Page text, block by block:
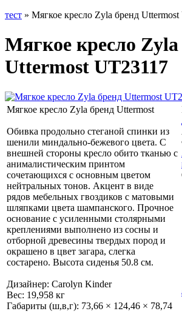
тест » Мягкое кресло Zyla бренд
Мягкое кресло Zyla
Uttermost UT23117
Мягкое кресло Zyla бренд Uttermost
Обивка продольно стеганой спинки из
шенили миндально-бежевого цвета. С
внешней стороны кресло обито тканью с
анималистическим принтом
сочетающихся с основным цветом
нейтральных тонов. Акцент в виде
рядов мебельных гвоздиков с матовыми
шляпками цвета шампанского. Прочное
основание с усиленными столярными
креплениями выполнено из сосны и
отборной древесины твердых пород и
окрашено в цвет загара, слегка
состарено. Высота сиденья 50.8 см.
Дизайнер: Carolyn Kinder
Вес: 19,958 кг
Габариты (ш,в,г): 73,66 × 124,46 × 78,74